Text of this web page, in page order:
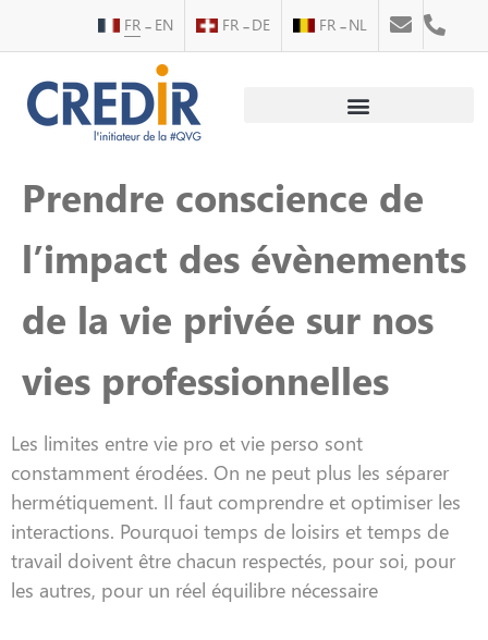
FR EN FR DE FR NL
Prendre conscience de
l’impact des évènements
de la vie privée sur nos
vies professionnelles
Les limites entre vie pro et vie perso sont
constamment érodées. On ne peut plus les séparer
hermétiquement. Il faut comprendre et optimiser les
interactions. Pourquoi temps de loisirs et temps de
travail doivent être chacun respectés, pour soi, pour
les autres, pour un réel équilibre nécessaire